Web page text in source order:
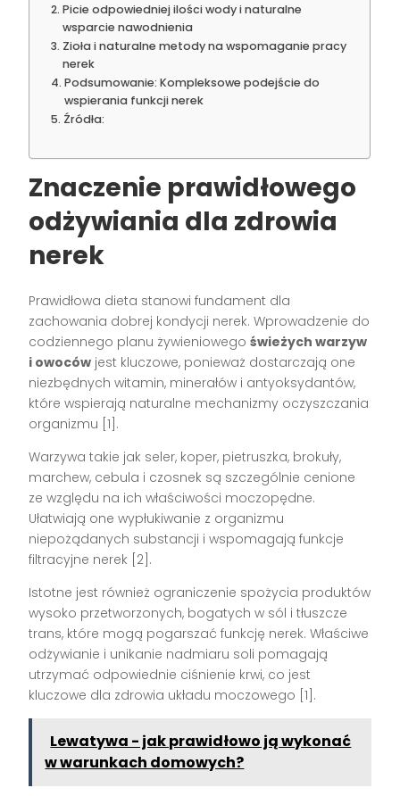
Picie odpowiedniej ilości wody i naturalne
wsparcie nawodnienia
Zioła i naturalne metody na wspomaganie pracy
nerek
Podsumowanie: Kompleksowe podejście do
wspierania funkcji nerek
Źródła:
Znaczenie prawidłowego
odżywiania dla zdrowia
nerek
Prawidłowa dieta stanowi fundament dla
zachowania dobrej kondycji nerek. Wprowadzenie do
codziennego planu żywieniowegoświeżych warzyw
i owoców jest kluczowe, ponieważ dostarczają one
niezbędnych witamin, minerałów i antyoksydantów,
które wspierają naturalne mechanizmy oczyszczania
organizmu [1].
Warzywa takie jak seler, koper, pietruszka, brokuły,
marchew, cebula i czosnek są szczególnie cenione
ze względu na ich właściwości moczopędne.
Ułatwiają one wypłukiwanie z organizmu
niepożądanych substancji i wspomagają funkcje
filtracyjne nerek [2].
Istotne jest również ograniczenie spożycia produktów
wysoko przetworzonych, bogatych w sól i tłuszcze
trans, które mogą pogarszać funkcję nerek. Właściwe
odżywianie i unikanie nadmiaru soli pomagają
utrzymać odpowiednie ciśnienie krwi, co jest
kluczowe dla zdrowia układu moczowego [1].
Lewatywa - jak prawidłowo ją wykonać
w warunkach domowych?